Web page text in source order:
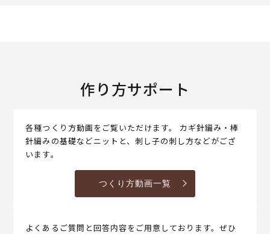
作り方サポート
各種つくり方動画をご覧いただけます。 カギ針編み・棒
針編みの基礎などニットと、刺し子の刺し方などがござ
います。
つくり方動画一覧
よくあるご質問と回答内容をご用意しております。ぜひ